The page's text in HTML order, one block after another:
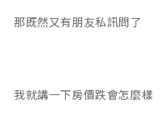
那既然又有朋友私訊問了
我就講一下房價跌會怎麼樣